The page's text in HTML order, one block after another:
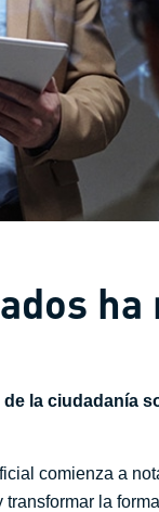
la ciudadanía
comienza a
la